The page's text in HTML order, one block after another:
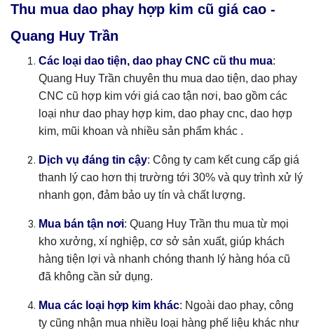
Thu mua dao phay hợp kim cũ giá cao -
Quang Huy Trần
Các loại dao tiện, dao phay CNC cũ thu mua:
Quang Huy Trần chuyên thu mua dao tiện, dao phay
CNC cũ hợp kim với giá cao tận nơi, bao gồm các
loại như dao phay hợp kim, dao phay cnc, dao hợp
kim, mũi khoan và nhiều sản phẩm khác .
Dịch vụ đáng tin cậy: Công ty cam kết cung cấp giá
thanh lý cao hơn thị trường tới 30% và quy trình xử lý
nhanh gọn, đảm bảo uy tín và chất lượng.
Mua bán tận nơi: Quang Huy Trần thu mua từ mọi
kho xưởng, xí nghiệp, cơ sở sản xuất, giúp khách
hàng tiện lợi và nhanh chóng thanh lý hàng hóa cũ
đã không cần sử dụng.
Mua các loại hợp kim khác: Ngoài dao phay, công
ty cũng nhận mua nhiều loại hàng phế liệu khác như